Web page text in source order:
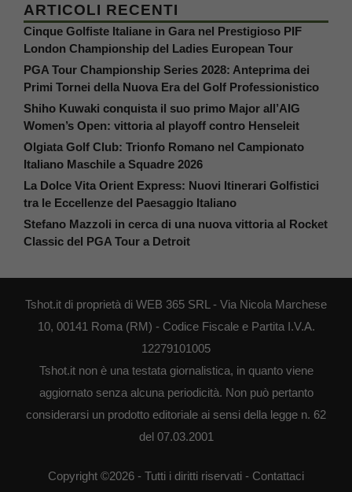
ARTICOLI RECENTI
Cinque Golfiste Italiane in Gara nel Prestigioso PIF
London Championship del Ladies European Tour
PGA Tour Championship Series 2028: Anteprima dei
Primi Tornei della Nuova Era del Golf Professionistico
Shiho Kuwaki conquista il suo primo Major all’AIG
Women’s Open: vittoria al playoff contro Henseleit
Olgiata Golf Club: Trionfo Romano nel Campionato
Italiano Maschile a Squadre 2026
La Dolce Vita Orient Express: Nuovi Itinerari Golfistici
tra le Eccellenze del Paesaggio Italiano
Stefano Mazzoli in cerca di una nuova vittoria al Rocket
Classic del PGA Tour a Detroit
Tshot.it di proprietà di WEB 365 SRL - Via Nicola Marchese
10, 00141 Roma (RM) - Codice Fiscale e Partita I.V.A.
12279101005
Tshot.it non è una testata giornalistica, in quanto viene
aggiornato senza alcuna periodicità. Non può pertanto
considerarsi un prodotto editoriale ai sensi della legge n. 62
del 07.03.2001
Copyright ©2026 - Tutti i diritti riservati - Contattaci